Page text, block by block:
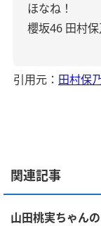
ほなね！
櫻坂46 田村保
引用元： 田村保
関連記事
山田桃実ちゃんの